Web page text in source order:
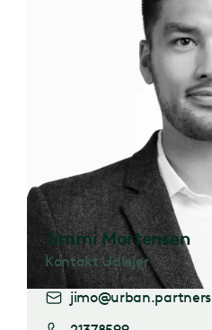
Jimmi Mortensen
Kontakt Udlejer
jimo@urban.partners